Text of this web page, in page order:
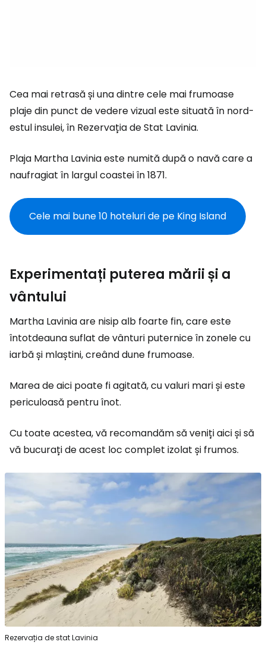
Cea mai retrasă și una dintre cele mai frumoase
plaje din punct de vedere vizual este situată în nord-
estul insulei, în Rezervația de Stat Lavinia.
Plaja Martha Lavinia este numită după o navă care a
naufragiat în largul coastei în 1871.
Cele mai bune 10 hoteluri de pe King Island
Experimentați puterea mării și a
vântului
Martha Lavinia are nisip alb foarte fin, care este
întotdeauna suflat de vânturi puternice în zonele cu
iarbă și mlaștini, creând dune frumoase.
Marea de aici poate fi agitată, cu valuri mari și este
periculoasă pentru înot.
Cu toate acestea, vă recomandăm să veniți aici și să
vă bucurați de acest loc complet izolat și frumos.
Rezervația de stat Lavinia